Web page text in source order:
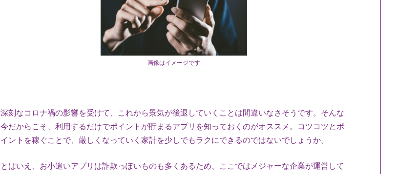
画像はイメージです
深刻なコロナ禍の影響を受けて、これから景気が後退していくことは間違いなさそうです。そんな
今だからこそ、利用するだけでポイントが貯まるアプリを知っておくのがオススメ。コツコツとポ
イントを稼ぐことで、厳しくなっていく家計を少しでもラクにできるのではないでしょうか。
とはいえ、お小遣いアプリは詐欺っぽいものも多くあるため、ここではメジャーな企業が運営して